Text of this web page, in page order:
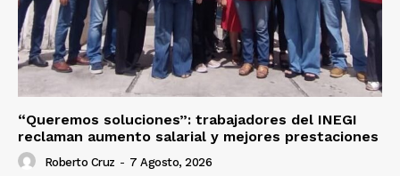
“Queremos soluciones”: trabajadores del INEGI
reclaman aumento salarial y mejores prestaciones
Roberto Cruz - 7 Agosto, 2026